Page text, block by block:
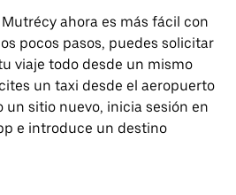
ahora es más fácil con
pocos pasos, puedes solicitar
viaje todo desde un mismo
un taxi desde el aeropuerto
un sitio nuevo, inicia sesión en
e introduce un destino